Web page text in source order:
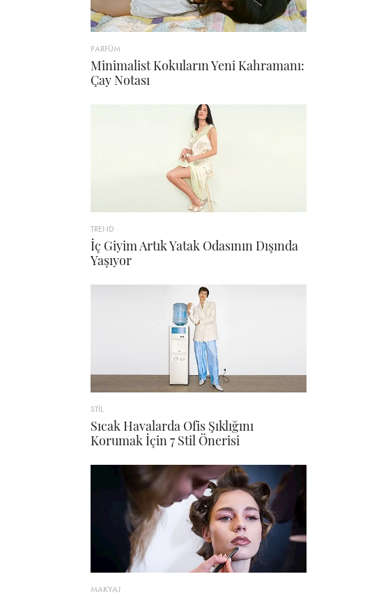
PARFÜM
Minimalist Kokuların Yeni Kahramanı:
Çay Notası
TREND
İç Giyim Artık Yatak Odasının Dışında
Yaşıyor
STİL
Sıcak Havalarda Ofis Şıklığını
Korumak İçin 7 Stil Önerisi
MAKYAJ